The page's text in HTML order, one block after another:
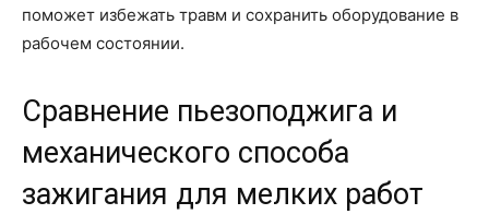
поможет избежать травм и сохранить оборудование в
рабочем состоянии.
Сравнение пьезоподжига и
механического способа
зажигания для мелких работ